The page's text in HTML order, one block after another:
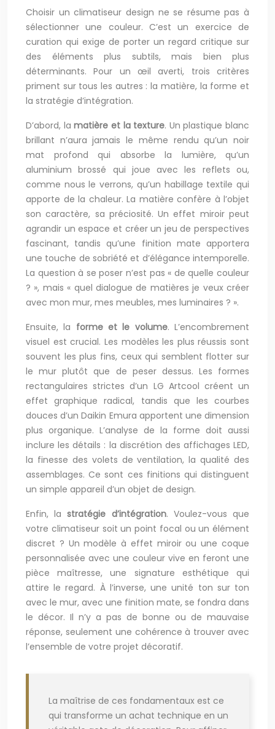
Choisir un climatiseur design ne se résume pas à
sélectionner une couleur. C’est un exercice de
curation qui exige de porter un regard critique sur
des éléments plus subtils, mais bien plus
déterminants. Pour un œil averti, trois critères
priment sur tous les autres : la matière, la forme et
la stratégie d’intégration.
D’abord, lamatière et la texture. Un plastique blanc
brillant n’aura jamais le même rendu qu’un noir
mat profond qui absorbe la lumière, qu’un
aluminium brossé qui joue avec les reflets ou,
comme nous le verrons, qu’un habillage textile qui
apporte de la chaleur. La matière confère à l’objet
son caractère, sa préciosité. Un effet miroir peut
agrandir un espace et créer un jeu de perspectives
fascinant, tandis qu’une finition mate apportera
une touche de sobriété et d’élégance intemporelle.
La question à se poser n’est pas « de quelle couleur
? », mais « quel dialogue de matières je veux créer
avec mon mur, mes meubles, mes luminaires ? ».
Ensuite, la forme et le volume. L’encombrement
visuel est crucial. Les modèles les plus réussis sont
souvent les plus fins, ceux qui semblent flotter sur
le mur plutôt que de peser dessus. Les formes
rectangulaires strictes d’un LG Artcool créent un
effet graphique radical, tandis que les courbes
douces d’un Daikin Emura apportent une dimension
plus organique. L’analyse de la forme doit aussi
inclure les détails : la discrétion des affichages LED,
la finesse des volets de ventilation, la qualité des
assemblages. Ce sont ces finitions qui distinguent
un simple appareil d’un objet de design.
Enfin, lastratégie d’intégration. Voulez-vous que
votre climatiseur soit un point focal ou un élément
discret ? Un modèle à effet miroir ou une coque
personnalisée avec une couleur vive en feront une
pièce maîtresse, une signature esthétique qui
attire le regard. À l’inverse, une unité ton sur ton
avec le mur, avec une finition mate, se fondra dans
le décor. Il n’y a pas de bonne ou de mauvaise
réponse, seulement une cohérence à trouver avec
l’ensemble de votre projet décoratif.
La maîtrise de ces fondamentaux est ce
qui transforme un achat technique en un